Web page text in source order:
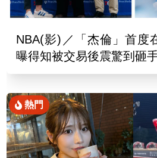
NBA(影)／「杰倫」首度
曝得知被交易後震驚到砸
熱門